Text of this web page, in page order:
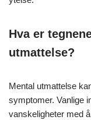
Hva er
utmattelse?
Mental utmattelse
symptomer. Vanlige
vanskeligheter med